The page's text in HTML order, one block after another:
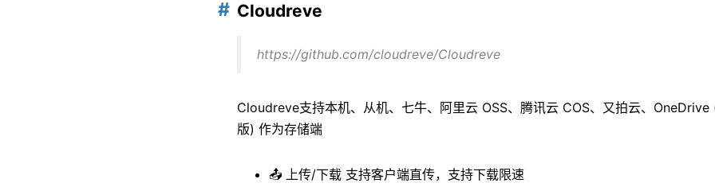
Cloudreve
https://github.com/cloudreve/Cloudreve
Cloudreve支持本机、从机、七牛、阿里云 OSS、腾讯云 COS、又拍云、OneDrive
版) 作为存储端
📤 上传/下载 支持客户端直传，支持下载限速